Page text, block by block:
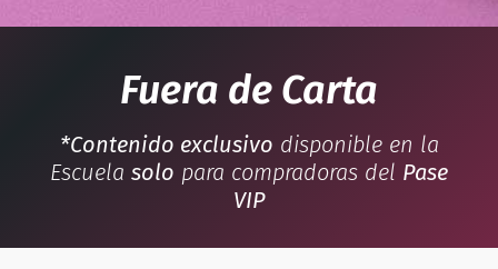
Fuera de Carta
*Contenido exclusivo disponible en la
Escuela solo para compradoras del Pase
VIP